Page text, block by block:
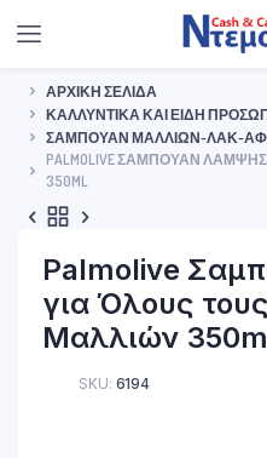
ΑΡΧΙΚΉ ΣΕΛΊΔΑ
ΚΑΛΛΥΝΤΙΚΆ ΚΑΙ ΕΊΔΗ
ΣΑΜΠΟΥΆΝ ΜΑΛΛΙΏΝ-ΛΑΚ-
PALMOLIVE ΣΑΜΠΟΥΆΝ
350ML
Palmolive
για Όλους
Μαλλιών
SKU: 6194